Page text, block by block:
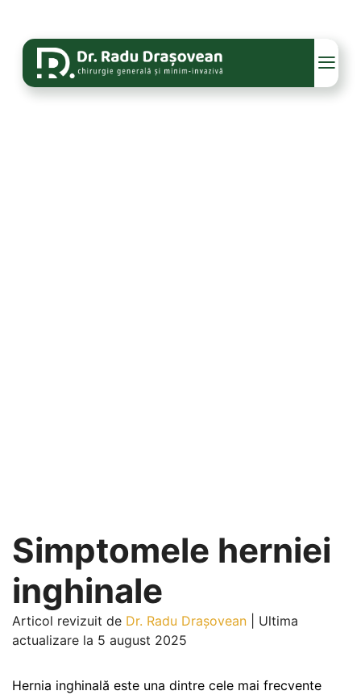
Simptomele herniei
inghinale
Articol revizuit de Dr. Radu Drașovean
Ultima
actualizare la 5 august 2025
Hernia inghinală este una dintre cele mai frecvente